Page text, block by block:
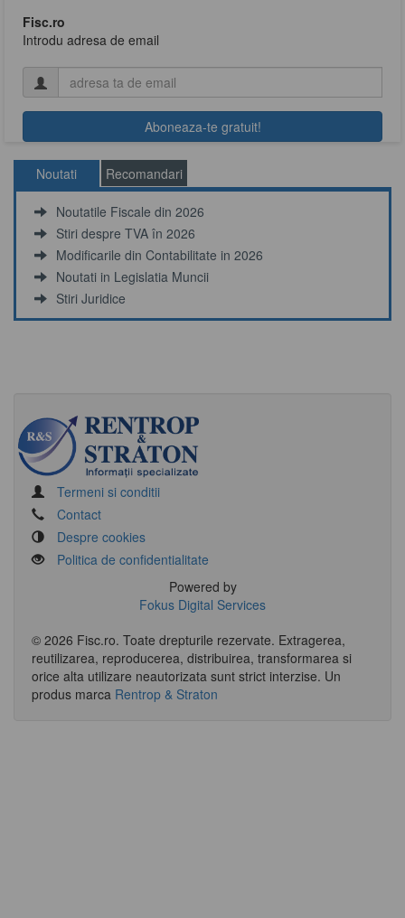
Fisc.ro
Introdu adresa de email
Noutati Recomandari
Noutatile Fiscale din 2026
Stiri despre TVA în 2026
Modificarile din Contabilitate in 2026
Noutati in Legislatia Muncii
Stiri Juridice
Termeni si conditii
Contact
Despre cookies
Politica de confidentialitate
Powered by
Fokus Digital Services
© 2026 Fisc.ro. Toate drepturile rezervate. Extragerea,
reutilizarea, reproducerea, distribuirea, transformarea si
orice alta utilizare neautorizata sunt strict interzise. Un
produs marca Rentrop & Straton